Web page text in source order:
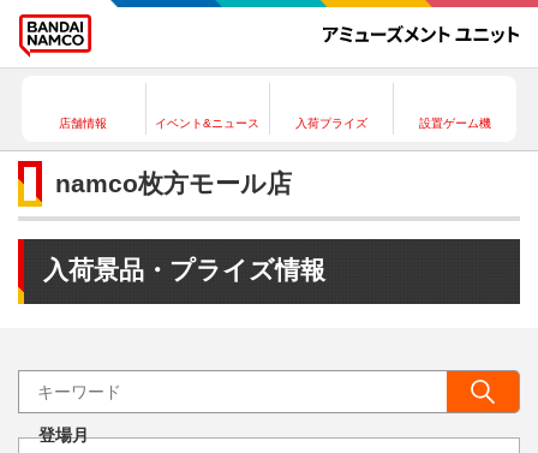
店舗情報 イベント&ニュース 入荷プライズ 設置ゲーム機
namco枚方モール店
入荷景品・プライズ情報
登場月